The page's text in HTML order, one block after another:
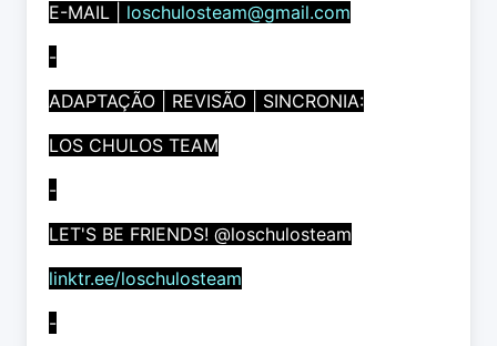
E-MAIL |
loschulosteam@gmail.com
-
ADAPTAÇÃO | REVISÃO | SINCRONIA:
LOS CHULOS TEAM
-
LET'S BE FRIENDS! @loschulosteam
linktr.ee/loschulosteam
-